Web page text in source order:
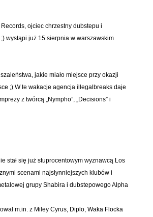
ojciec chrzestny dubstepu i
wystąpi już 15 sierpnia w warszawskim
jakie miało miejsce przy okazji
;) W te wakacje agencja illegalbreaks daje
z twórcą „Nympho”, „Decisions” i
stał się już stuprocentowym wyznawcą Los
scenami najsłynniejszych klubów i
grupy Shabira i dubstepowego Alpha
m.in. z Miley Cyrus, Diplo, Waka Flocka